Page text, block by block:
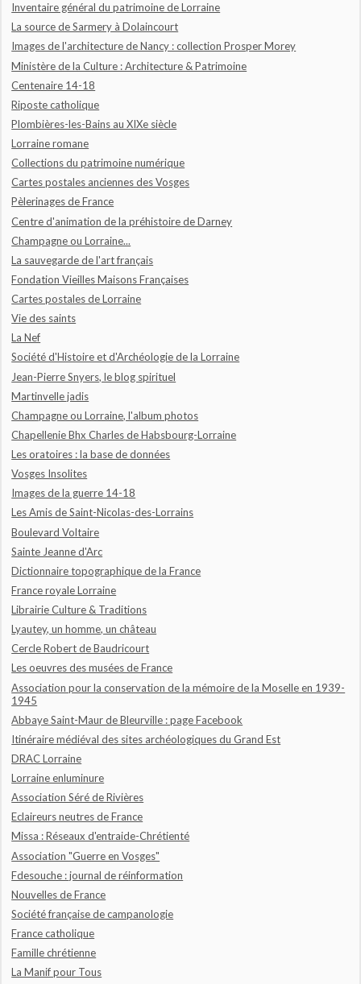
Inventaire général du patrimoine de Lorraine
La source de Sarmery à Dolaincourt
Images de l'architecture de Nancy : collection Prosper Morey
Ministère de la Culture : Architecture & Patrimoine
Centenaire 14-18
Riposte catholique
Plombières-les-Bains au XIXe siècle
Lorraine romane
Collections du patrimoine numérique
Cartes postales anciennes des Vosges
Pèlerinages de France
Centre d'animation de la préhistoire de Darney
Champagne ou Lorraine...
La sauvegarde de l'art français
Fondation Vieilles Maisons Françaises
Cartes postales de Lorraine
Vie des saints
La Nef
Société d'Histoire et d'Archéologie de la Lorraine
Jean-Pierre Snyers, le blog spirituel
Martinvelle jadis
Champagne ou Lorraine, l'album photos
Chapellenie Bhx Charles de Habsbourg-Lorraine
Les oratoires : la base de données
Vosges Insolites
Images de la guerre 14-18
Les Amis de Saint-Nicolas-des-Lorrains
Boulevard Voltaire
Sainte Jeanne d'Arc
Dictionnaire topographique de la France
France royale Lorraine
Librairie Culture & Traditions
Lyautey, un homme, un château
Cercle Robert de Baudricourt
Les oeuvres des musées de France
Association pour la conservation de la mémoire de la Moselle en 1939-
1945
Abbaye Saint-Maur de Bleurville : page Facebook
Itinéraire médiéval des sites archéologiques du Grand Est
DRAC Lorraine
Lorraine enluminure
Association Séré de Rivières
Eclaireurs neutres de France
Missa : Réseaux d'entraide-Chrétienté
Association "Guerre en Vosges"
Fdesouche : journal de réinformation
Nouvelles de France
Société française de campanologie
France catholique
Famille chrétienne
La Manif pour Tous